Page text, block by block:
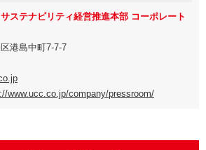
ステナビリティ経営推進本部 コーポレート
港島中町7-7-7
www.ucc.co.jp/company/pressroom/